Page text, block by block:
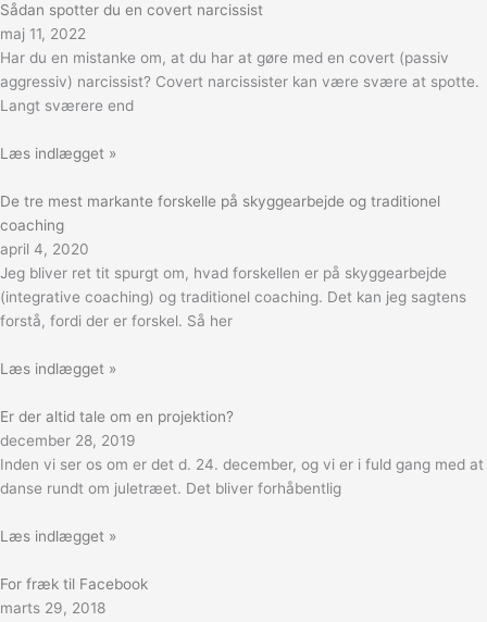
Sådan spotter du en covert narcissist
maj 11, 2022
Har du en mistanke om, at du har at gøre med en covert (passiv
aggressiv) narcissist? Covert narcissister kan være svære at spotte.
Langt sværere end
Læs indlægget »
De tre mest markante forskelle på skyggearbejde og traditionel
coaching
april 4, 2020
Jeg bliver ret tit spurgt om, hvad forskellen er på skyggearbejde
(integrative coaching) og traditionel coaching. Det kan jeg sagtens
forstå, fordi der er forskel. Så her
Læs indlægget »
Er der altid tale om en projektion?
december 28, 2019
Inden vi ser os om er det d. 24. december, og vi er i fuld gang med at
danse rundt om juletræet. Det bliver forhåbentlig
Læs indlægget »
For fræk til Facebook
marts 29, 2018